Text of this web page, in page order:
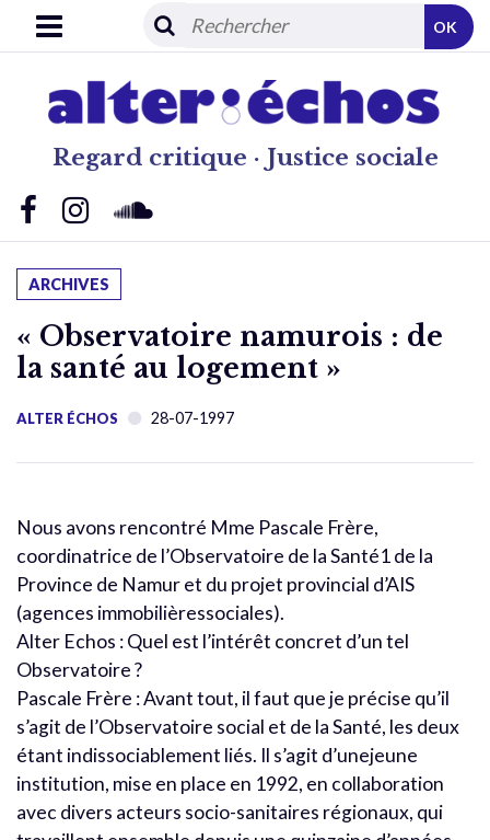
Regard critique · Justice sociale
OK
ARCHIVES
« Observatoire namurois : de
la santé au logement »
ALTER ÉCHOS 28-07-1997
Nous avons rencontré Mme Pascale Frère,
coordinatrice de l’Observatoire de la Santé1 de la
Province de Namur et du projet provincial d’AIS
(agences immobilièressociales).
Alter Echos : Quel est l’intérêt concret d’un tel
Observatoire ?
Pascale Frère : Avant tout, il faut que je précise qu’il
s’agit de l’Observatoire social et de la Santé, les deux
étant indissociablement liés. Il s’agit d’unejeune
institution, mise en place en 1992, en collaboration
avec divers acteurs socio-sanitaires régionaux, qui